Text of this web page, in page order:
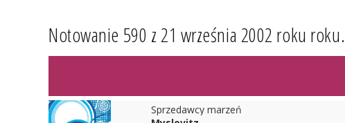
Notowanie 590 z 21 września 2002 roku roku.
Sprzedawcy marzeń